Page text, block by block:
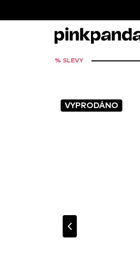
% SLEVY
VYPRODÁNO